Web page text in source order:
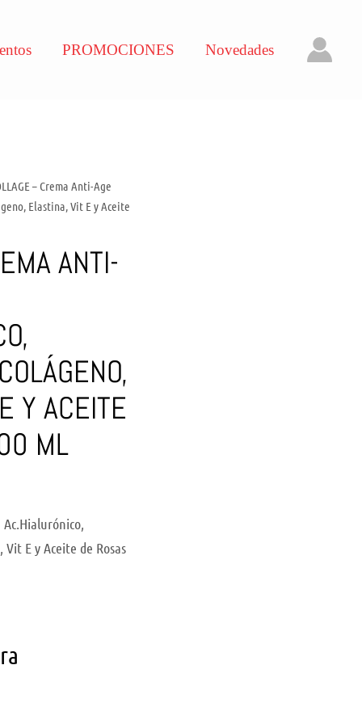
PROMOCIONES Novedades
– Crema Anti-Age
Elastina, Vit E y Aceite
ANTI-
Y ACEITE
ML
Ac.Hialurónico,
E y Aceite de Rosas